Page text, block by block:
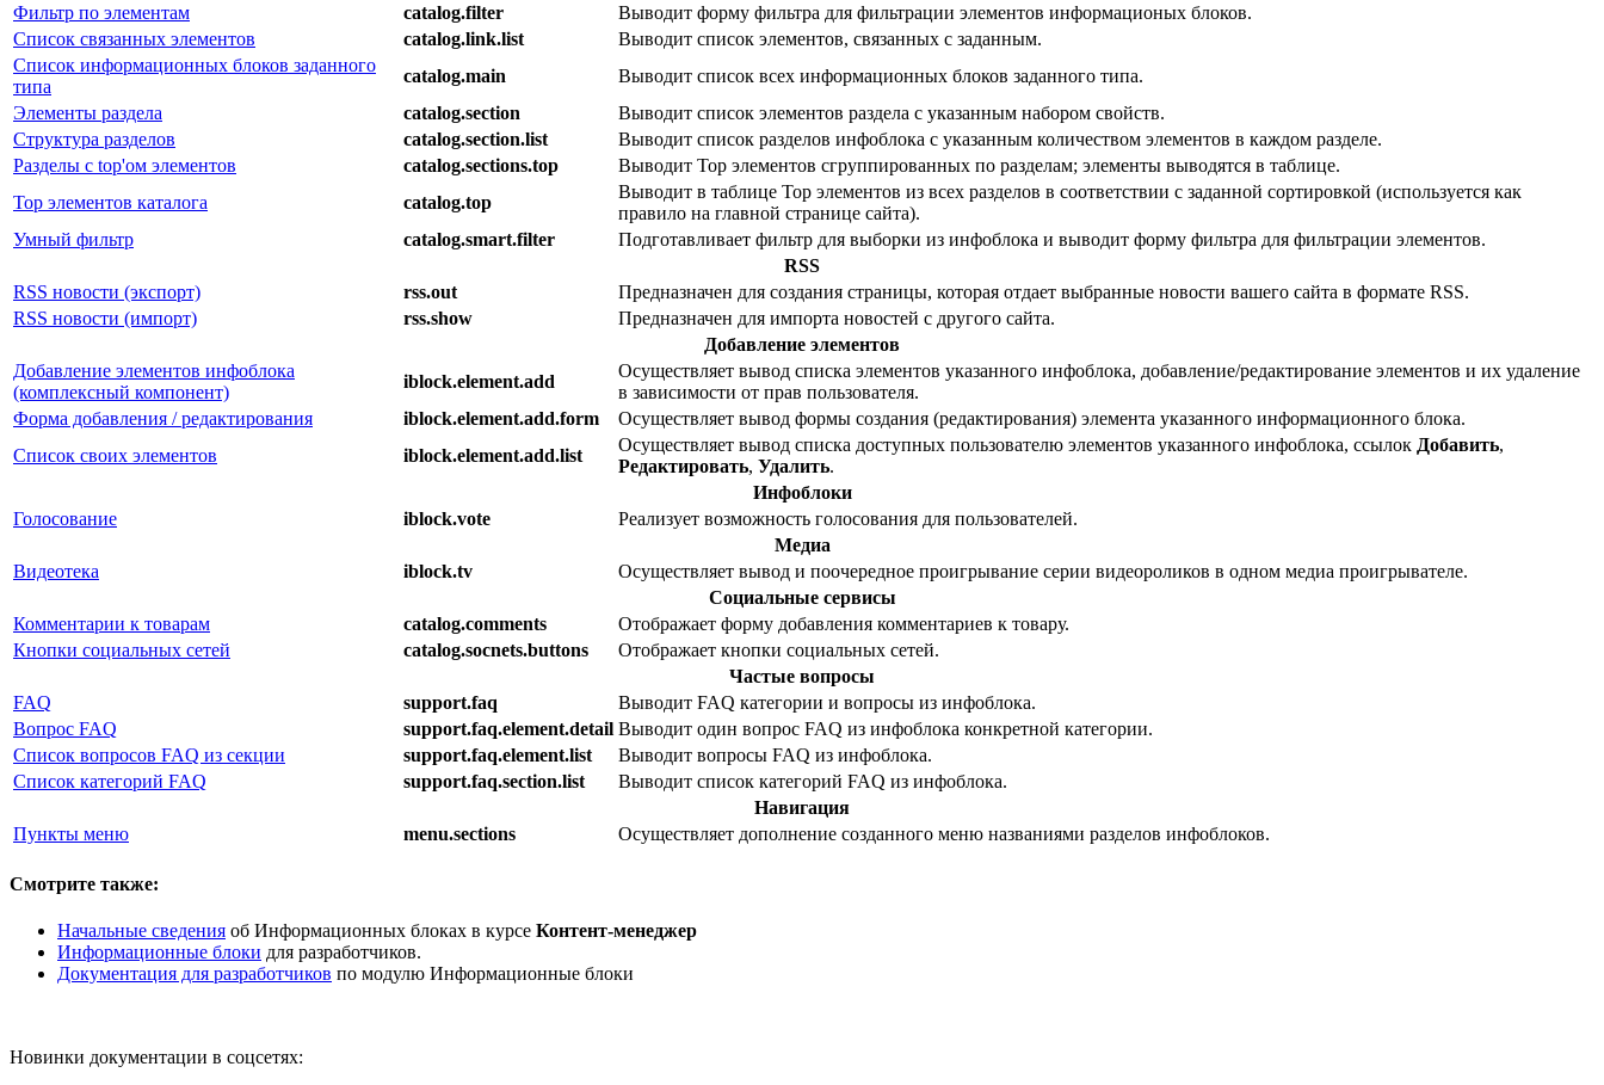
Фильтр по элементам
catalog.filter
Выводит форму фильтра для фильтрации элементов информационых блоков.
Список связанных элементов
catalog.link.list
Выводит список элементов, связанных с заданным.
Список информационных блоков заданного
типа
catalog.main
Выводит список всех информационных блоков заданного типа.
Элементы раздела
catalog.section
Выводит список элементов раздела с указанным набором свойств.
Структура разделов
catalog.section.list
Выводит список разделов инфоблока с указанным количеством элементов в каждом разделе.
Разделы с top'ом элементов
catalog.sections.top
Выводит Top элементов сгруппированных по разделам; элементы выводятся в таблице.
Top элементов каталога
catalog.top
Выводит в таблице Top элементов из всех разделов в соответствии с заданной сортировкой (используется как
правило на главной странице сайта).
Умный фильтр
catalog.smart.filter
Подготавливает фильтр для выборки из инфоблока и выводит форму фильтра для фильтрации элементов.
RSS
RSS новости (экспорт)
rss.out
Предназначен для создания страницы, которая отдает выбранные новости вашего сайта в формате RSS.
RSS новости (импорт)
rss.show
Предназначен для импорта новостей с другого сайта.
Добавление элементов
Добавление элементов инфоблока
(комплексный компонент)
iblock.element.add
Осуществляет вывод списка элементов указанного инфоблока, добавление/редактирование элементов и их удаление
в зависимости от прав пользователя.
Форма добавления / редактирования
iblock.element.add.form
Осуществляет вывод формы создания (редактирования) элемента указанного информационного блока.
Список своих элементов
iblock.element.add.list
Осуществляет вывод списка доступных пользователю элементов указанного инфоблока, ссылок Добавить,
Редактировать, Удалить.
Инфоблоки
Голосование
iblock.vote
Реализует возможность голосования для пользователей.
Медиа
Видеотека
iblock.tv
Осуществляет вывод и поочередное проигрывание серии видеороликов в одном медиа проигрывателе.
Социальные сервисы
Комментарии к товарам
catalog.comments
Отображает форму добавления комментариев к товару.
Кнопки социальных сетей
catalog.socnets.buttons
Отображает кнопки социальных сетей.
Частые вопросы
FAQ
support.faq
Выводит FAQ категории и вопросы из инфоблока.
Вопрос FAQ
support.faq.element.detail Выводит один вопрос FAQ из инфоблока конкретной категории.
Список вопросов FAQ из секции
support.faq.element.list
Выводит вопросы FAQ из инфоблока.
Список категорий FAQ
support.faq.section.list
Выводит список категорий FAQ из инфоблока.
Навигация
Пункты меню
menu.sections Осуществляет дополнение созданного меню названиями разделов инфоблоков.
Смотрите также:
Начальные сведения об Информационных блоках в курсе Контент-менеджер
Информационные блоки для разработчиков.
Документация для разработчиков по модулю Информационные блоки
Новинки документации в соцсетях: